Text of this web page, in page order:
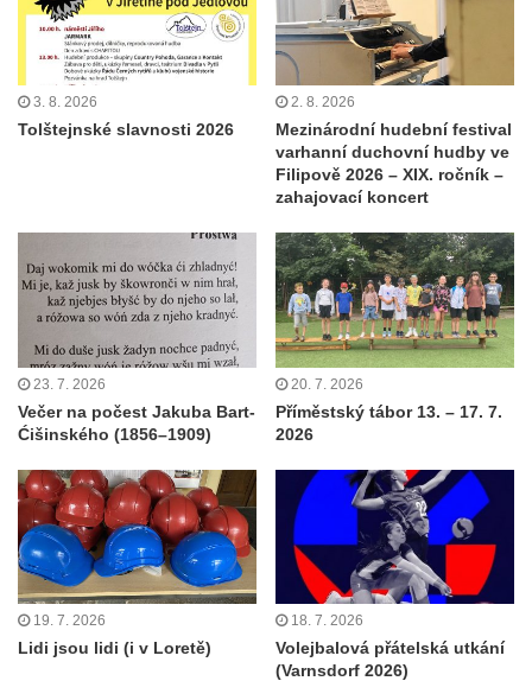
3. 8. 2026
Tolštejnské slavnosti 2026
2. 8. 2026
Mezinárodní hudební festival
varhanní duchovní hudby ve
Filipově 2026 – XIX. ročník –
zahajovací koncert
23. 7. 2026
Večer na počest Jakuba Bart-
Ćišinského (1856–1909)
20. 7. 2026
Příměstský tábor 13. – 17. 7.
2026
19. 7. 2026
Lidi jsou lidi (i v Loretě)
18. 7. 2026
Volejbalová přátelská utkání
(Varnsdorf 2026)